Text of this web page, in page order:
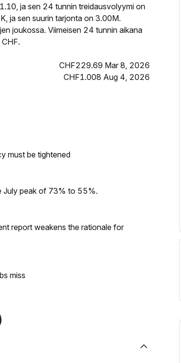
ja sen 24 tunnin treidausvolyymi on
ja sen suurin tarjonta on 3.00M.
joukossa. Viimeisen 24 tunnin aikana
CHF229.69 Mar 8, 2026
CHF1.008 Aug 4, 2026
must be tightened
July peak of 73% to 55%.
report weakens the rationale for
miss